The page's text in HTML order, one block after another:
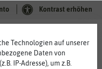
Kontrast erhöhen
Technologien auf unserer
Daten von
IP-Adresse), um z.B.